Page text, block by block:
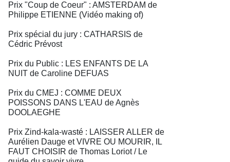
Prix "Coup de Coeur" : AMSTERDAM de
Philippe ETIENNE (Vidéo making of)
Prix spécial du jury : CATHARSIS de
Cédric Prévost
Prix du Public : LES ENFANTS DE LA
NUIT de Caroline DEFUAS
Prix du CMEJ : COMME DEUX
POISSONS DANS L'EAU de Agnès
DOOLAEGHE
Prix Zind-kala-wasté : LAISSER ALLER de
Aurélien Dauge et VIVRE OU MOURIR, IL
FAUT CHOISIR de Thomas Loriot / Le